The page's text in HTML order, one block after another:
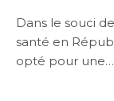
Dans le souci
santé en
opté pour une…